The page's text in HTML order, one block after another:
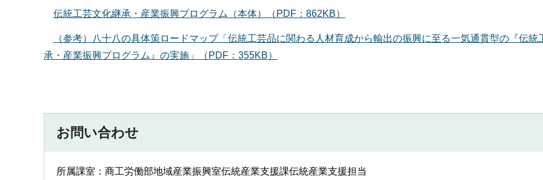
伝統工芸文化継承・産業振興プログラム（本体）（PDF：862KB）
（参考）八十八の具体策ロードマップ「伝統工芸品に関わる人材育成から輸出の振興に至る一気通貫型の『伝統
承・産業振興プログラム』の実施」（PDF：355KB）
お問い合わせ
所属課室：商工労働部地域産業振興室伝統産業支援課伝統産業支援担当